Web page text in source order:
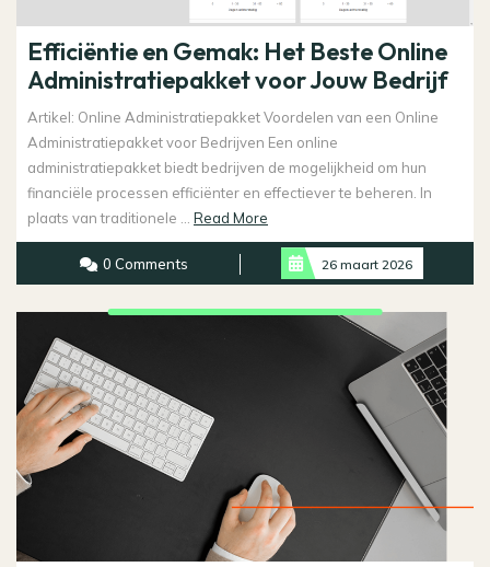
Efficiëntie en Gemak: Het Beste Online
Administratiepakket voor Jouw Bedrijf
Artikel: Online Administratiepakket Voordelen van een Online
Administratiepakket voor Bedrijven Een online
administratiepakket biedt bedrijven de mogelijkheid om hun
financiële processen efficiënter en effectiever te beheren. In
plaats van traditionele ... Read More
More
0 Comments
26 maart 2026